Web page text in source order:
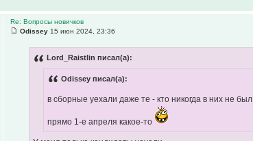
Re: Вопросы новичков
Odissey 15 июн 2024, 23:36
Lord_Raistlin писал(а):
Odissey писал(а):
в сборные уехали даже те - кто никогда в них не был
прямо 1-е апреля какое-то